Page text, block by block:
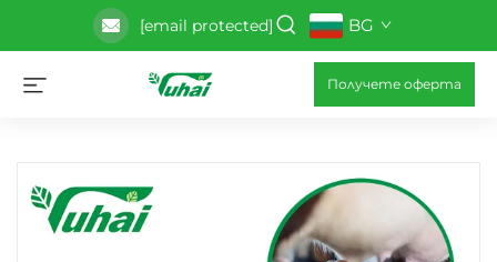
[email protected] BG
Получете оферта